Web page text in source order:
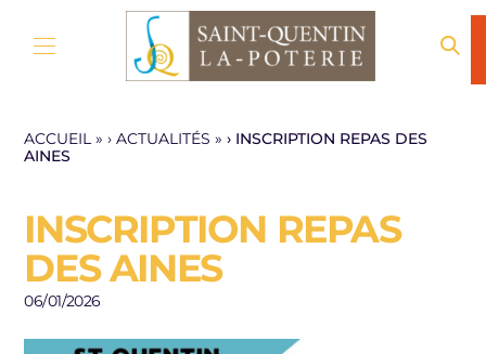
ACCUEIL» ACTUALITÉS » INSCRIPTION REPAS DES
AINES
INSCRIPTION REPAS
DES AINES
06/01/2026